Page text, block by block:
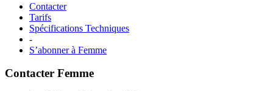
Contacter
Tarifs
Spécifications Techniques
-
S’abonner à Femme
Contacter Femme